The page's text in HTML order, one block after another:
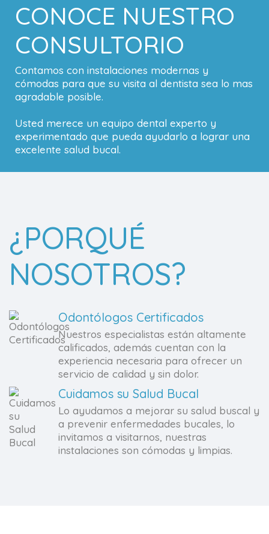
CONOCE NUESTRO
CONSULTORIO
Contamos con instalaciones modernas y
cómodas para que su visita al dentista sea lo mas
agradable posible.
Usted merece un equipo dental experto y
experimentado que pueda ayudarlo a lograr una
excelente salud bucal.
¿PORQUÉ
NOSOTROS?
Odontólogos Certificados
Nuestros especialistas están altamente
calificados, además cuentan con la
experiencia necesaria para ofrecer un
servicio de calidad y sin dolor.
Cuidamos su Salud Bucal
Lo ayudamos a mejorar su salud buscal y
a prevenir enfermedades bucales, lo
invitamos a visitarnos, nuestras
instalaciones son cómodas y limpias.